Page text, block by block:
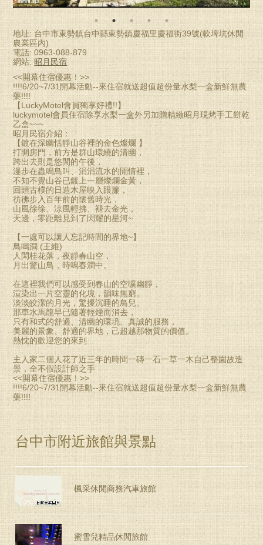
地址: 台中市東勢鎮台中縣東勢鎮慶福里慶福街39號(軟埤坑休閒
農業區內)
電話: 0963-088-879
網站: 昭月民宿
<<開幕住宿優惠！>>
!!!!6/20~7/31開幕活動--來住宿就送超值超份量水梨一盒新鮮無農
藥!!!!
【LuckyMotel會員獨享好禮!!】
luckymotel會員住宿除享水梨一盒外另加贈精緻昭月現烤手工餅乾
乙盒~~~
昭月民宿介紹：
【鍍在深幽恬靜山谷裡的金色燦爛 】
打開房門，前方是群山環繞的清幽，
跨出去則是悠閒的午後，
漫步在蟲鳴鳥叫、涓涓流水的閒情裡，
不知不覺山谷已鍍上一層燦爛金黃，
回頭古樸的日造木屋映入眼簾，
彷彿步入百年前的懷舊時光，
山風徐徐、涼風輕拂、褪去金光，
天邊，零距離見到了閃耀的星河~
【一處可以讓人忘記時間的界地~】
鳥鳴澗 (王維)
人閑桂花落，夜靜春山空，
月出驚山鳥，時鳴春澗中。
在這裡我們可以感受到春山的空曠幽靜，
渲染出一片空靈的化境，韻味無窮。
淡淡皎潔的月光，驚擾沉睡的鳥兒。
那車水馬龍早已隨著輕煙而消去，
只有和式的舒適、清幽的環境、真誠的服務，
美麗的景象、舒適的界地，己超越那物質的價值。
熱忱的歡迎您的來到...
主人家二個人花了近三年的時間一磚一石一草一木自己整園故造
景，全不假設計師之手
<<開幕住宿優惠！>>
!!!!6/20~7/31開幕活動--來住宿就送超值超份量水梨一盒新鮮無農
藥!!!!
台中市附近旅館與景點
楓采休閒商務汽車旅館
蜜雪兒精品休閒旅館